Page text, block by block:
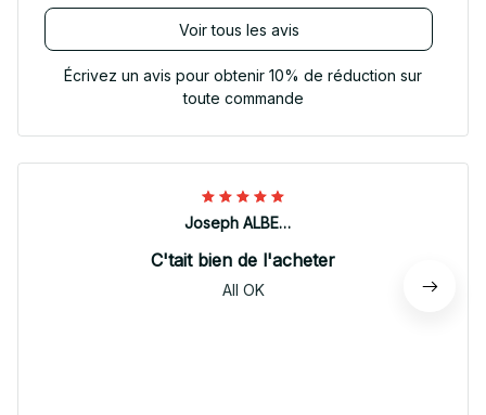
Voir tous les avis
Écrivez un avis pour obtenir 10% de réduction sur
toute commande
Joseph ALBERTINI
C'tait bien de l'acheter
All OK